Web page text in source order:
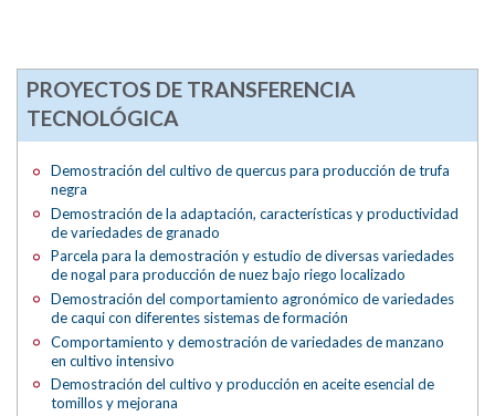
PROYECTOS DE TRANSFERENCIA
TECNOLÓGICA
Demostración del cultivo de quercus para producción de trufa
negra
Demostración de la adaptación, características y productividad
de variedades de granado
Parcela para la demostración y estudio de diversas variedades
de nogal para producción de nuez bajo riego localizado
Demostración del comportamiento agronómico de variedades
de caqui con diferentes sistemas de formación
Comportamiento y demostración de variedades de manzano
en cultivo intensivo
Demostración del cultivo y producción en aceite esencial de
tomillos y mejorana